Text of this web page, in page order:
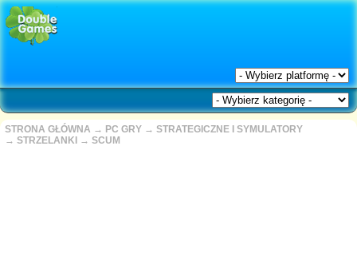
STRONA GŁÓWNA → PC GRY → STRATEGICZNE I SYMULATORY
→ STRZELANKI → SCUM